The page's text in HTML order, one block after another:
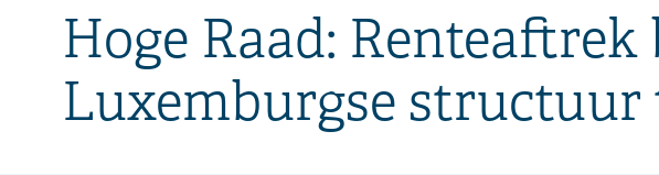
Hoge Raad:
Luxemburgse structuur